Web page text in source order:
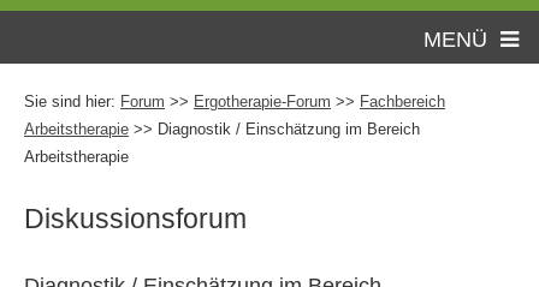
MENÜ
Sie sind hier: Forum >> Ergotherapie-Forum >> Fachbereich
Arbeitstherapie >> Diagnostik / Einschätzung im Bereich
Arbeitstherapie
Diskussionsforum